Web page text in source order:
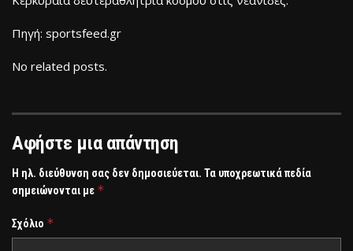
Πηγή: sportsfeed.gr
No related posts.
Αφήστε μια απάντηση
Η ηλ. διεύθυνση σας δεν δημοσιεύεται. Τα υποχρεωτικά πεδία
σημειώνονται με *
Σχόλιο *